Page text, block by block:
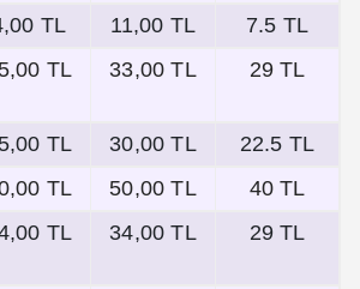
TL 11,00 TL
7.5 TL
TL 33,00 TL 29 TL
TL 30,00 TL
22.5 TL
TL 50,00 TL
40 TL
TL 34,00 TL 29 TL